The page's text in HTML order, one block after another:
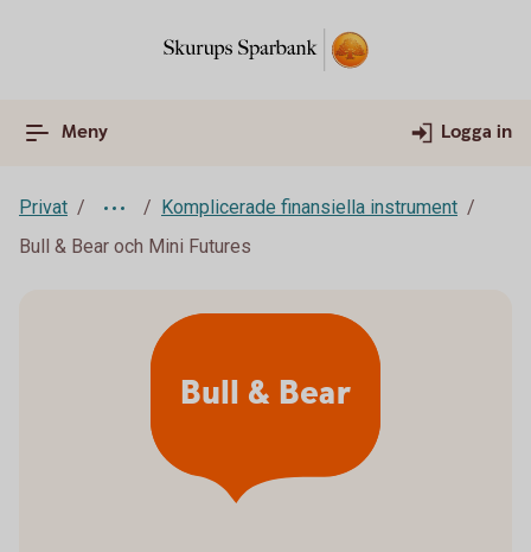
Meny Logga in
Privat
Komplicerade finansiella instrument
Bull & Bear och Mini Futures
Bull & Bear